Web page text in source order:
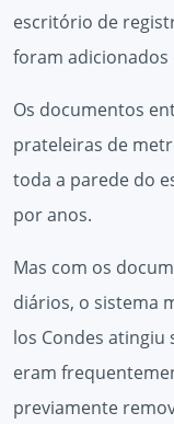
escritório de
foram
Os documentos
prateleiras de
toda a parede do
por anos.
Mas com os
diários, o sistema
los Condes atingiu
eram
previamente